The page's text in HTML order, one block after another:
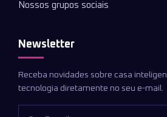
Nossos grupos sociais
Newsletter
Receba novidades sobre casa
tecnologia diretamente no seu e-mail.